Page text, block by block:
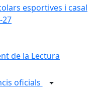
esportives i casal
27
de la Lectura
oficials